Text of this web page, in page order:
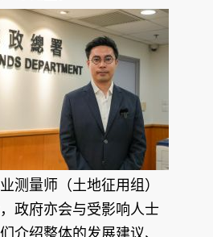
测量师（土地征用组）
政府亦会与受影响人士
介绍整体的发展建议、